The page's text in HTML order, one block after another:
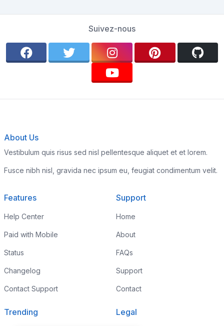
Suivez-nous
About Us
Vestibulum quis risus sed nisl pellentesque aliquet et et lorem.
Fusce nibh nisl, gravida nec ipsum eu, feugiat condimentum velit.
Features
Help Center
Paid with Mobile
Status
Changelog
Contact Support
Support
Home
About
FAQs
Support
Contact
Trending Legal